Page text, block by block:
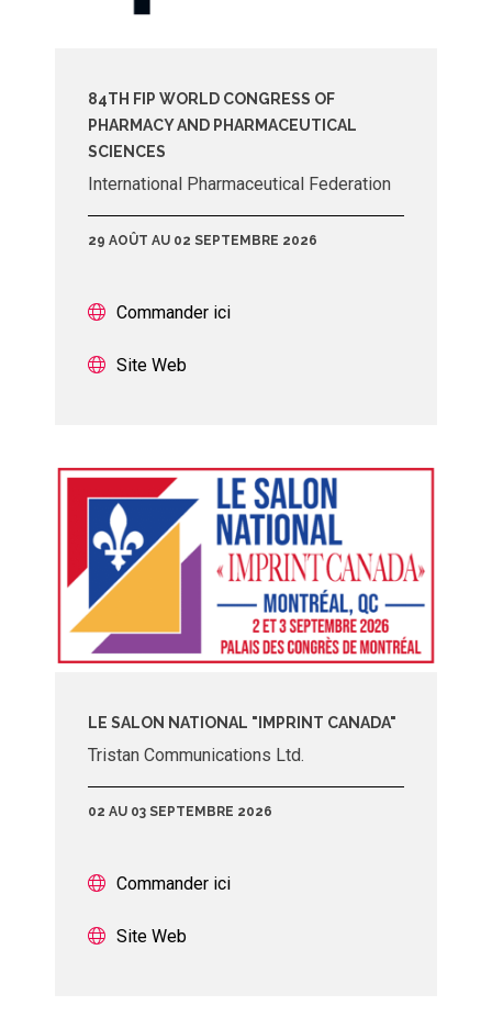
84TH FIP WORLD CONGRESS OF
PHARMACY AND PHARMACEUTICAL
SCIENCES
International Pharmaceutical Federation
29 AOÛT AU 02 SEPTEMBRE 2026
Commander ici
Site Web
LE SALON NATIONAL "IMPRINT CANADA"
Tristan Communications Ltd.
02 AU 03 SEPTEMBRE 2026
Commander ici
Site Web